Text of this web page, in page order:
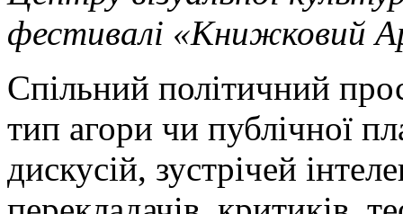
фестивалі «Книжковий
Спільний політичний
тип агори чи публічної
дискусій, зустрічей